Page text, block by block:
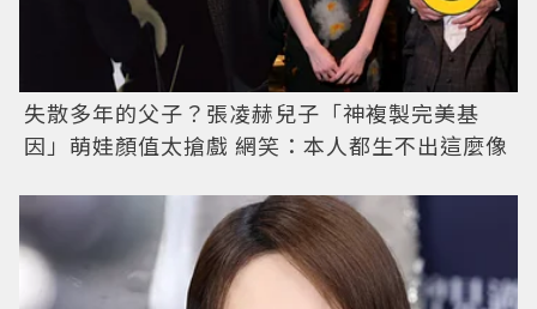
失散多年的父子？張凌赫兒子「神複製完美基
因」萌娃顏值太搶戲 網笑：本人都生不出這麼像